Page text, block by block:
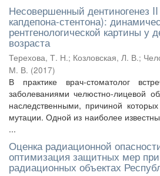
Несовершенный дентиногенез
капдепона-стентона):
рентгенологической картины у
возраста
Терехова, Т. Н.; Козловская, Л. В.;
М. В. (2017)
В практике врач-стоматолог
заболеваниями челюстно-лицевой
наследственными, причиной
мутации. Одной из наиболее
...
Оценка радиационной
оптимизация защитных мер
радиационных объектах